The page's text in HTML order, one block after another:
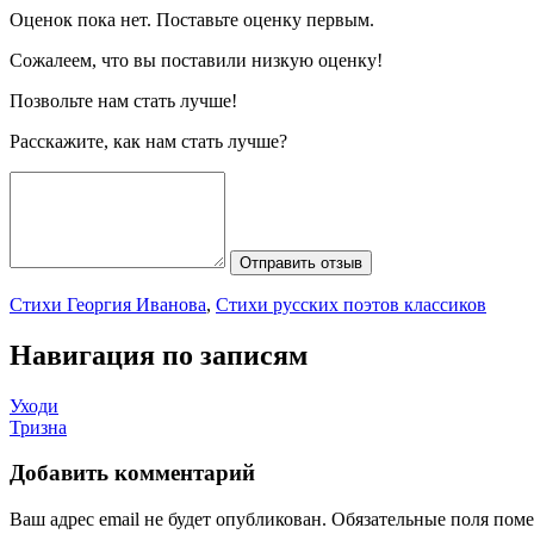
Оценок пока нет. Поставьте оценку первым.
Сожалеем, что вы поставили низкую оценку!
Позвольте нам стать лучше!
Расскажите, как нам стать лучше?
Отправить отзыв
Стихи Георгия Иванова, Стихи русских поэтов классиков
Навигация по записям
Уходи
Тризна
Добавить комментарий
Ваш адрес email не будет опубликован. Обязательные поля